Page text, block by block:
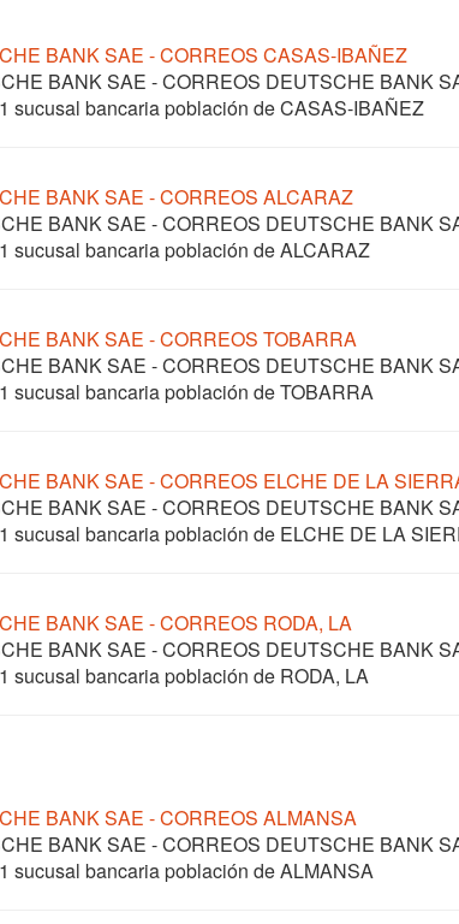
BANK SAE - CORREOS CASAS-IBAÑEZ
BANK SAE - CORREOS DEUTSCHE BANK
sucusal bancaria población de CASAS-IBAÑEZ
BANK SAE - CORREOS ALCARAZ
BANK SAE - CORREOS DEUTSCHE BANK
sucusal bancaria población de ALCARAZ
BANK SAE - CORREOS TOBARRA
BANK SAE - CORREOS DEUTSCHE BANK
sucusal bancaria población de TOBARRA
BANK SAE - CORREOS ELCHE DE LA
BANK SAE - CORREOS DEUTSCHE BANK
sucusal bancaria población de ELCHE DE LA
BANK SAE - CORREOS RODA, LA
BANK SAE - CORREOS DEUTSCHE BANK
sucusal bancaria población de RODA, LA
BANK SAE - CORREOS ALMANSA
BANK SAE - CORREOS DEUTSCHE BANK
sucusal bancaria población de ALMANSA